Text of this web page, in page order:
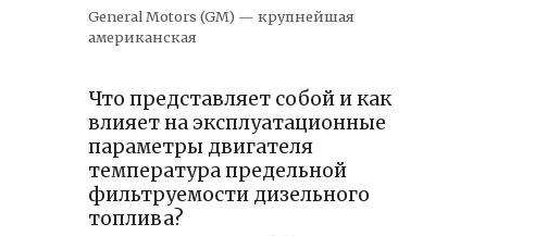
General Motors (GM) — крупнейшая
американская
Что представляет собой и как
влияет на эксплуатационные
параметры двигателя
температура предельной
фильтруемости дизельного
топлива?